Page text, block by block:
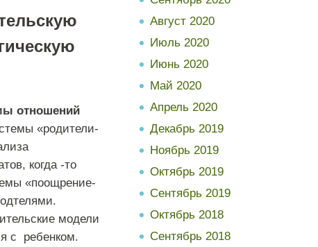
отношений
«родители-
когда -то
«поощрение-
модели
с ребенком.
Август 2020
Июль 2020
Июнь 2020
Май 2020
Апрель 2020
Декабрь 2019
Ноябрь 2019
Октябрь 2019
Сентябрь 2019
Октябрь 2018
Сентябрь 2018